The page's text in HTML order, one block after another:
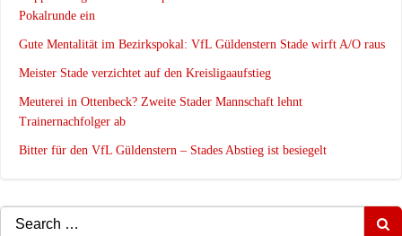
Pokalrunde ein
Gute Mentalität im Bezirkspokal: VfL Güldenstern Stade wirft A/O raus
Meister Stade verzichtet auf den Kreisligaaufstieg
Meuterei in Ottenbeck? Zweite Stader Mannschaft lehnt
Trainernachfolger ab
Bitter für den VfL Güldenstern – Stades Abstieg ist besiegelt
Search